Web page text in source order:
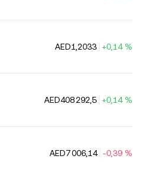
AED1,2033 +0,14 %
AED408 292,5 +0,14 %
AED7 006,14 -0,39 %